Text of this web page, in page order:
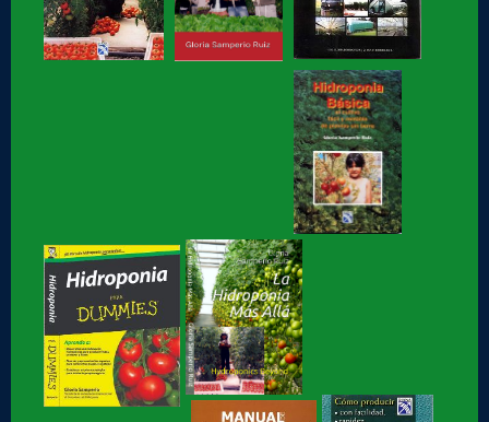
Hidroponia, curso básico en linea
Hidroponia fácil, para jovenes y no tan jóvenes, libro de
Hidroponia, centro tecnologico en hidroponia, Hidroponia a
Hidroponia Comercial, libro de Gloria Samperio
Hidroponia básica, libro de Gloria Samperio
Hidroponia o Hidroponía, como se pronuncia, en
coordinación con la AICH